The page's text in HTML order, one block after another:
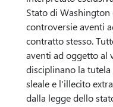
Stato di
controversie aventi
contratto stesso.
aventi ad oggetto al
disciplinano la
sleale e l'illecito
dalla legge dello